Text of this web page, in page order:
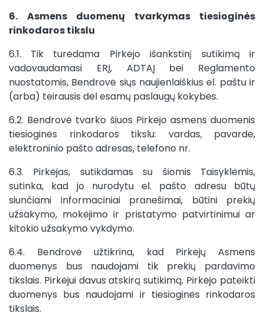
6. Asmens duomenų tvarkymas tiesioginės
rinkodaros tikslu
6.1. Tik turėdama Pirkėjo išankstinį sutikimą ir
vadovaudamasi ERĮ, ADTAĮ bei Reglamento
nuostatomis, Bendrovė siųs naujienlaiškius el. paštu ir
(arba) teirausis dėl esamų paslaugų kokybės.
6.2. Bendrovė tvarko šiuos Pirkėjo asmens duomenis
tiesioginės rinkodaros tikslu: vardas, pavardė,
elektroninio pašto adresas, telefono nr.
6.3. Pirkėjas, sutikdamas su šiomis Taisyklėmis,
sutinka, kad jo nurodytu el. pašto adresu būtų
siunčiami informaciniai pranešimai, būtini prekių
užsakymo, mokėjimo ir pristatymo patvirtinimui ar
kitokio užsakymo vykdymo.
6.4. Bendrovė užtikrina, kad Pirkėjų Asmens
duomenys bus naudojami tik prekių pardavimo
tikslais. Pirkėjui davus atskirą sutikimą, Pirkėjo pateikti
duomenys bus naudojami ir tiesioginės rinkodaros
tikslais.